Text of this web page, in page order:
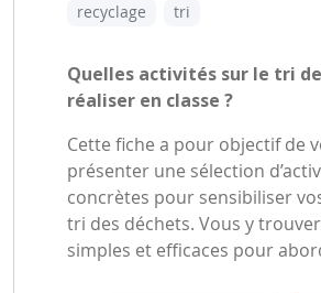
recyclage
tri
Quelles activités sur le tri
réaliser en classe ?
Cette fiche a pour objectif de
présenter une sélection
concrètes pour sensibiliser
tri des déchets. Vous y
simples et efficaces pour